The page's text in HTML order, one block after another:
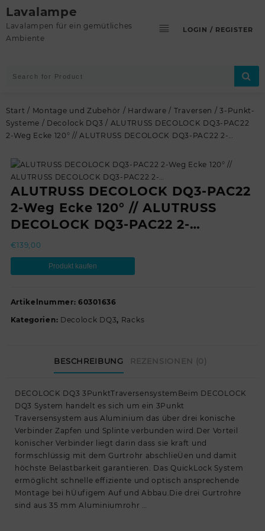
Skip
to
content
Lavalampe
Lavalampen für ein gemütliches
Ambiente
LOGIN / REGISTER
Start / Montage und Zubehör / Hardware / Traversen /3-Punkt-
Systeme / Decolock DQ3 / ALUTRUSS DECOLOCK DQ3-PAC22
2-Weg Ecke 120° // ALUTRUSS DECOLOCK DQ3-PAC22 2-…
ALUTRUSS DECOLOCK DQ3-PAC22
2-Weg Ecke 120° // ALUTRUSS
DECOLOCK DQ3-PAC22 2-…
€139,00
Produkt kaufen
Artikelnummer: 60301636
Kategorien: Decolock DQ3, Racks
BESCHREIBUNG REZENSIONEN (0)
DECOLOCK DQ3 3PunktTraversensystemBeim DECOLOCK
DQ3 System handelt es sich um ein 3Punkt
Traversensystem aus Aluminium das über drei konische
Verbinder Zapfen und Splinte verbunden wird.Der Vorteil
konischer Verbinder liegt darin dass sie kraft und
formschlüssig mit dem Gurtrohr abschlieÜen und damit
höchste Belastbarkeit garantieren. Das QuickLock System
ermöglicht schnelle effiziente und optisch ansprechende
Montage bei hÜufigem Auf und Abbau.Die drei Gurtrohre
sind aus 35 mm Aluminiumrohr …